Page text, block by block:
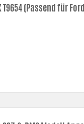
T9654 (Passend für